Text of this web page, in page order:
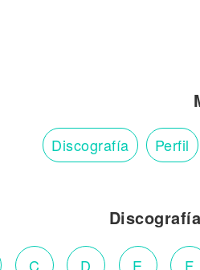
Discografía Perfil
C D E F